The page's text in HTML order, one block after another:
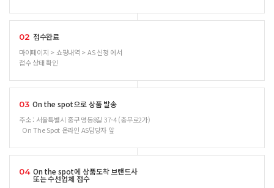
02 접수완료
마이페이지 > 쇼핑내역 > AS 신청 에서
접수 상태 확인
03 On the spot으로 상품 발송
주소 : 서울특별시 중구 명동8길 37-4 (충무로2가)
On The Spot 온라인 AS담당자 앞
04 On the spot에 상품도착 브랜드사
또는 수선업체 접수